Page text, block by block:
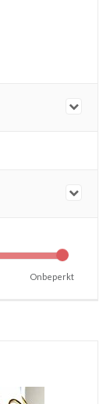
Onbeperkt